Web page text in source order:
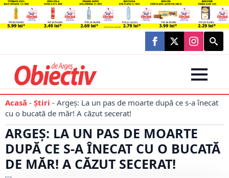
Search
for:
Acasă - Știri - Argeș: La un pas de moarte după ce s-a înecat
cu o bucată de măr! A căzut secerat!
ARGEȘ: LA UN PAS DE MOARTE
DUPĂ CE S-A ÎNECAT CU O BUCATĂ
DE MĂR! A CĂZUT SECERAT!